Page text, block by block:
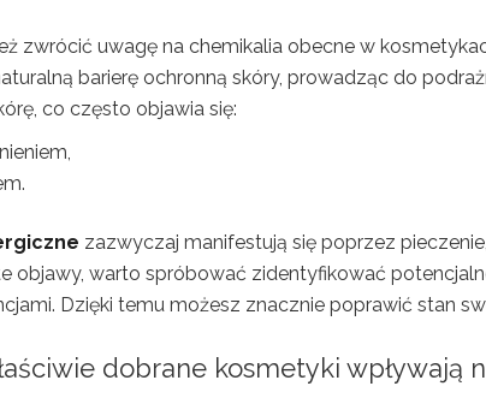
zwrócić uwagę na chemikalia obecne w
barierę ochronną skóry, prowadząc do
co często objawia się:
zazwyczaj manifestują się poprzez
objawy, warto spróbować zidentyfikować
Dzięki temu możesz znacznie poprawić stan
dobrane kosmetyki wpływają